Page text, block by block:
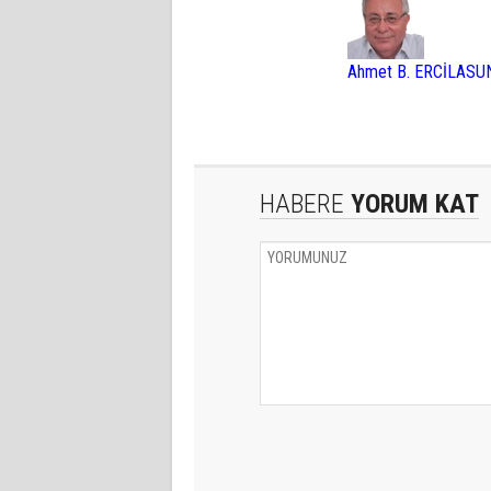
Ahmet B.
HABERE YORUM KAT